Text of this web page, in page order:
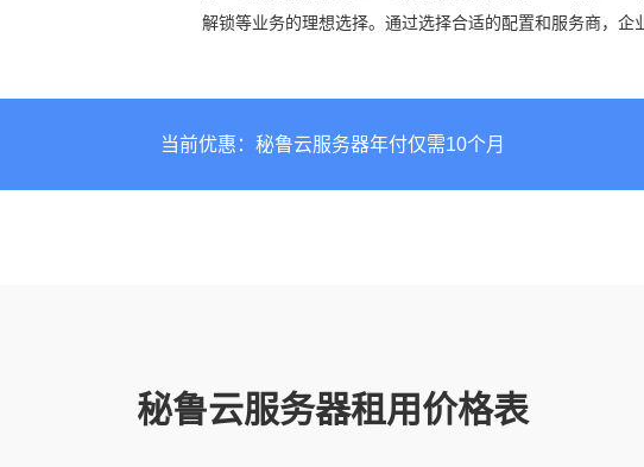
解锁等业务的理想选择。通过选择合适的配置和服务商，企
当前优惠：秘鲁云服务器年付仅需10个月
秘鲁云服务器租用价格表